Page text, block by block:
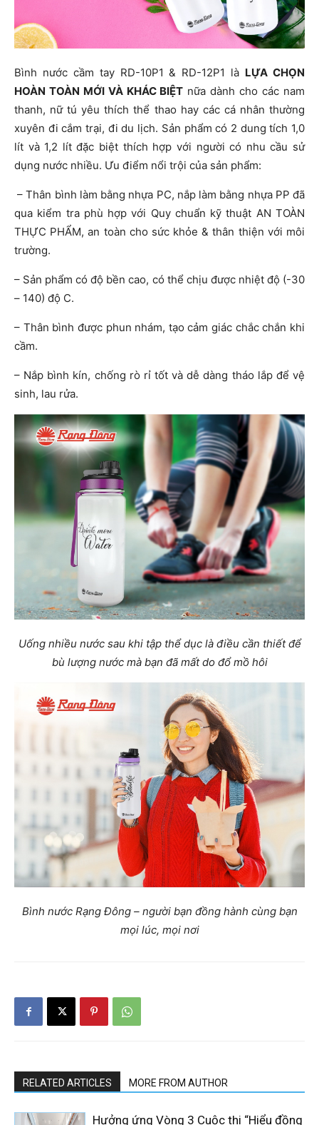
Bình nước cầm tay RD-10P1 & RD-12P1 là LỰA CHỌN
HOÀN TOÀN MỚI VÀ KHÁC BIỆT nữa dành cho các nam
thanh, nữ tú yêu thích thể thao hay các cá nhân thường
xuyên đi cắm trại, đi du lịch. Sản phẩm có 2 dung tích 1,0
lít và 1,2 lít đặc biệt thích hợp với người có nhu cầu sử
dụng nước nhiều. Ưu điểm nổi trội của sản phẩm:
– Thân bình làm bằng nhựa PC, nắp làm bằng nhựa PP đã
qua kiểm tra phù hợp với Quy chuẩn kỹ thuật AN TOÀN
THỰC PHẨM, an toàn cho sức khỏe & thân thiện với môi
trường.
– Sản phẩm có độ bền cao, có thể chịu được nhiệt độ (-30
– 140) độ C.
– Thân bình được phun nhám, tạo cảm giác chắc chắn khi
cầm.
– Nắp bình kín, chống rò rỉ tốt và dễ dàng tháo lắp để vệ
sinh, lau rửa.
Uống nhiều nước sau khi tập thể dục là điều cần thiết để
bù lượng nước mà bạn đã mất do đổ mồ hôi
Bình nước Rạng Đông – người bạn đồng hành cùng bạn
mọi lúc, mọi nơi
RELATED ARTICLES MORE FROM AUTHOR
Hưởng ứng Vòng 3 Cuộc thi “Hiểu đồng